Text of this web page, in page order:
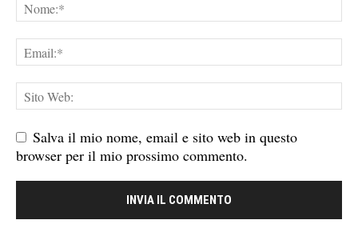
Salva il mio nome, email e sito web in questo
browser per il mio prossimo commento.